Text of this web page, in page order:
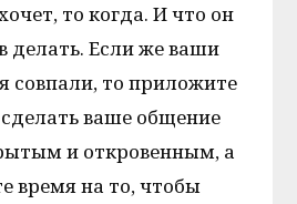
то когда. И что он
делать. Если же ваши
совпали, то приложите
ваше общение
и откровенным, а
время на то, чтобы